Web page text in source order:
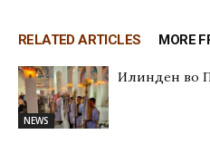
RELATED ARTICLES MORE
NEWS
Илинден во